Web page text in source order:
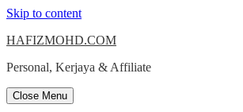
Skip to content
HAFIZMOHD.COM
Personal, Kerjaya & Affiliate
Close Menu